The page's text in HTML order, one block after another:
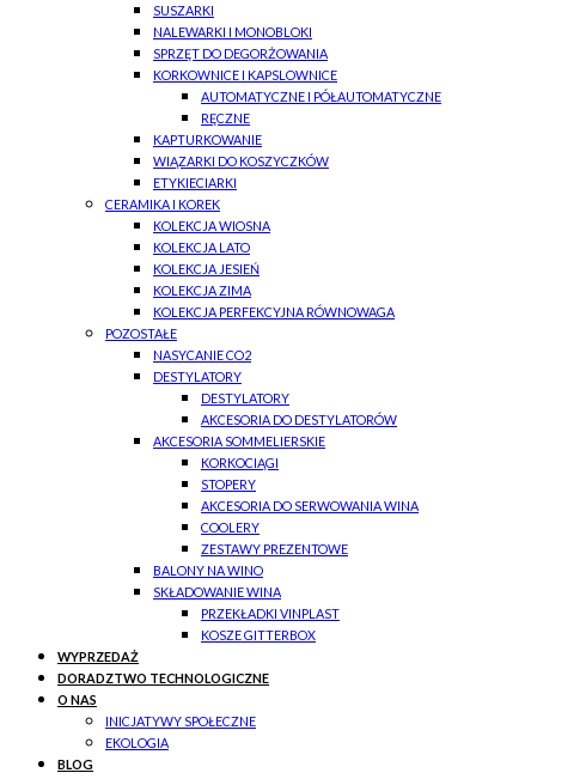
SUSZARKI
NALEWARKI I MONOBLOKI
SPRZĘT DO DEGORŻOWANIA
KORKOWNICE I KAPSLOWNICE
AUTOMATYCZNE I PÓŁAUTOMATYCZNE
RĘCZNE
KAPTURKOWANIE
WIĄZARKI DO KOSZYCZKÓW
ETYKIECIARKI
CERAMIKA I KOREK
KOLEKCJA WIOSNA
KOLEKCJA LATO
KOLEKCJA JESIEŃ
KOLEKCJA ZIMA
KOLEKCJA PERFEKCYJNA RÓWNOWAGA
POZOSTAŁE
NASYCANIE CO2
DESTYLATORY
DESTYLATORY
AKCESORIA DO DESTYLATORÓW
AKCESORIA SOMMELIERSKIE
KORKOCIĄGI
STOPERY
AKCESORIA DO SERWOWANIA WINA
COOLERY
ZESTAWY PREZENTOWE
BALONY NA WINO
SKŁADOWANIE WINA
PRZEKŁADKI VINPLAST
KOSZE GITTERBOX
WYPRZEDAŻ
DORADZTWO TECHNOLOGICZNE
O NAS
INICJATYWY SPOŁECZNE
EKOLOGIA
BLOG